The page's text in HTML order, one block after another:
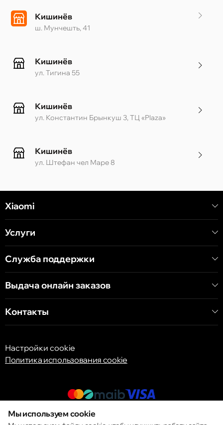
Кишинёв
ш. Мунчешть, 41
Кишинёв
ул. Тигина 55
Кишинёв
ул. Константин Брынкуш 3, ТЦ «Plaza»
Кишинёв
ул. Штефан чел Маре 8
Кишинёв
ул. Арборилор 21, CC «Shopping MallDova»
Xiaomi
Услуги
Служба поддержки
Выдача онлайн заказов
Контакты
Настройки cookie
Политика использования cookie
© 2013 – 2026 ECOM
Мы используем cookie